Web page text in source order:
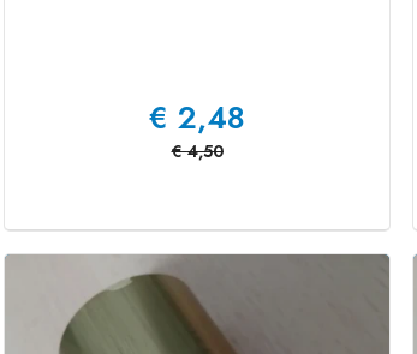
€ 2,48
€ 4,50